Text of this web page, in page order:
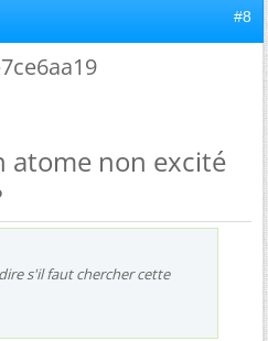
#8
atome non excité
s'il faut chercher cette